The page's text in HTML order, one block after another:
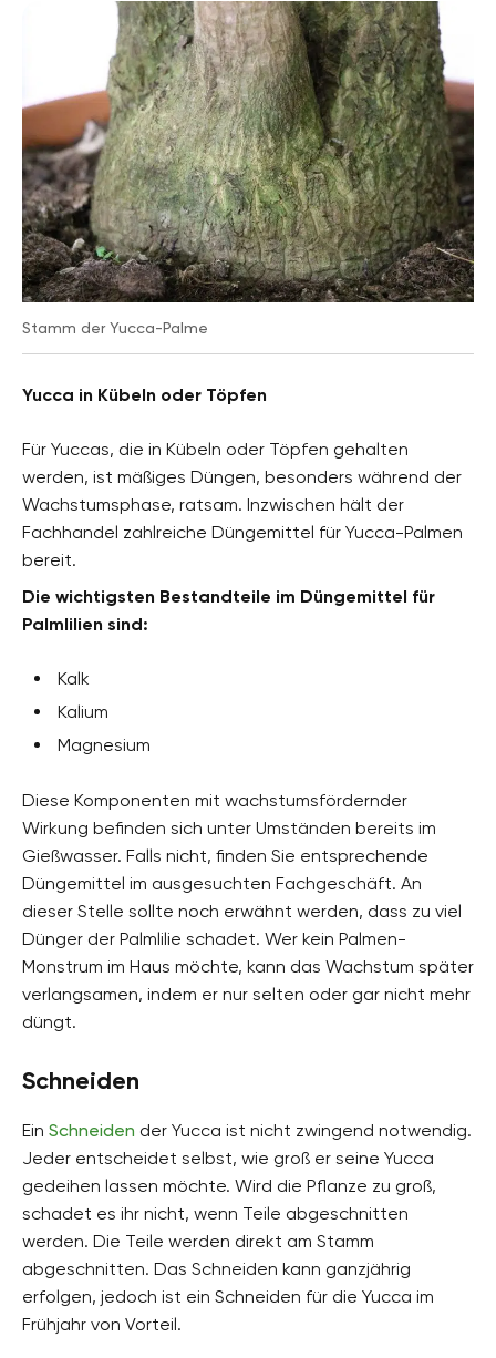
Stamm der Yucca-Palme
Yucca in Kübeln oder Töpfen
Für Yuccas, die in Kübeln oder Töpfen gehalten
werden, ist mäßiges Düngen, besonders während der
Wachstumsphase, ratsam. Inzwischen hält der
Fachhandel zahlreiche Düngemittel für Yucca-Palmen
bereit.
Die wichtigsten Bestandteile im Düngemittel für
Palmlilien sind:
Kalk
Kalium
Magnesium
Diese Komponenten mit wachstumsfördernder
Wirkung befinden sich unter Umständen bereits im
Gießwasser. Falls nicht, finden Sie entsprechende
Düngemittel im ausgesuchten Fachgeschäft. An
dieser Stelle sollte noch erwähnt werden, dass zu viel
Dünger der Palmlilie schadet. Wer kein Palmen-
Monstrum im Haus möchte, kann das Wachstum später
verlangsamen, indem er nur selten oder gar nicht mehr
düngt.
Schneiden
Ein Schneiden der Yucca ist nicht zwingend notwendig.
Jeder entscheidet selbst, wie groß er seine Yucca
gedeihen lassen möchte. Wird die Pflanze zu groß,
schadet es ihr nicht, wenn Teile abgeschnitten
werden. Die Teile werden direkt am Stamm
abgeschnitten. Das Schneiden kann ganzjährig
erfolgen, jedoch ist ein Schneiden für die Yucca im
Frühjahr von Vorteil.